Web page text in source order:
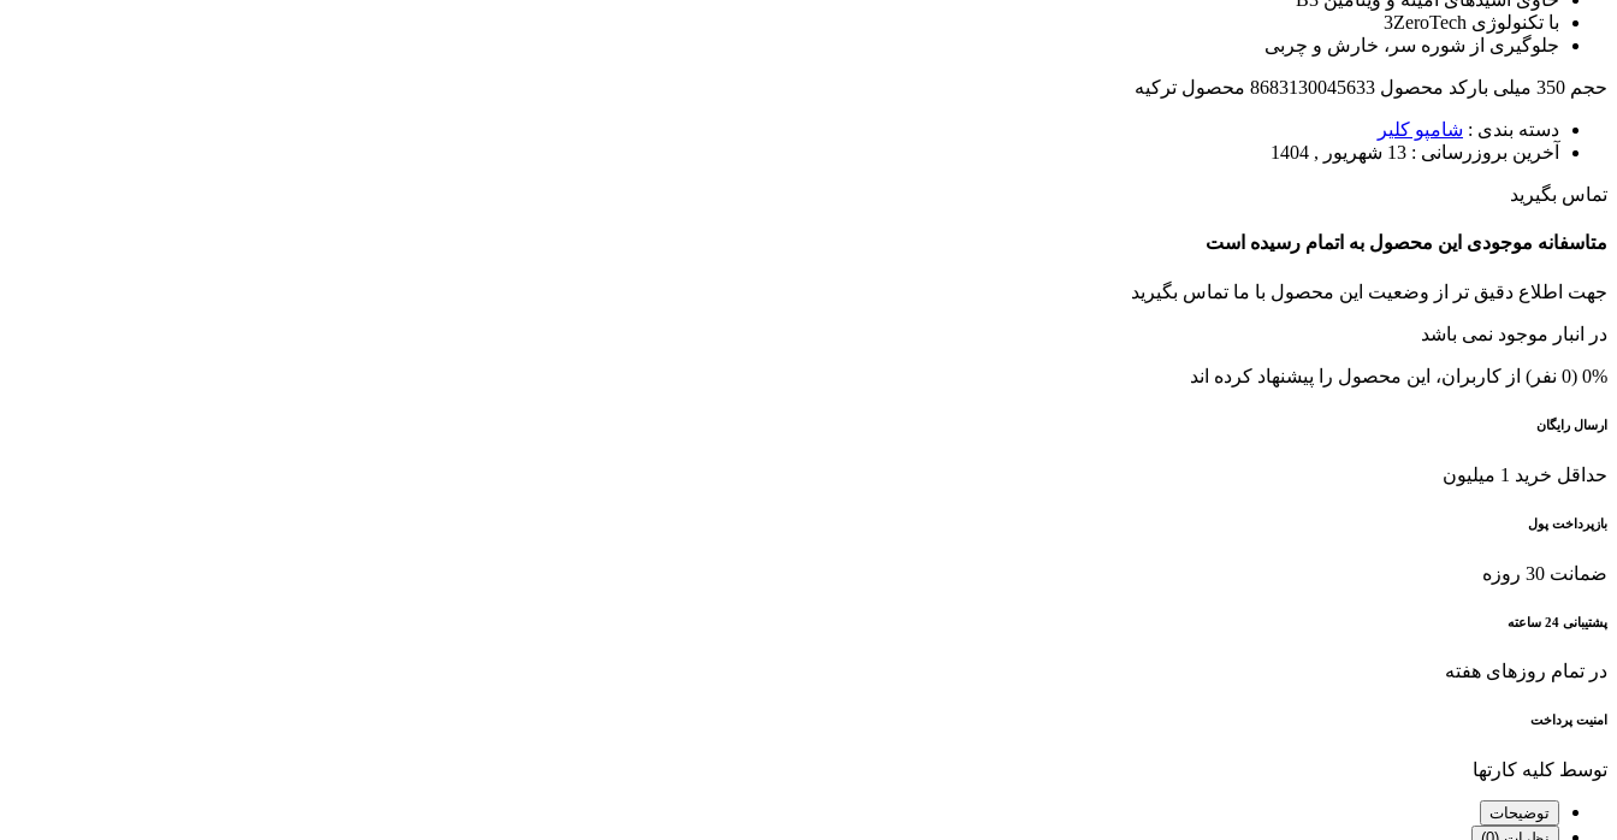
با تکنولوژی 3ZeroTech
جلوگیری از شوره سر، خارش و چربی
حجم 350 میلی بارکد محصول 8683130045633 محصول ترکیه
دسته بندی : شامپو کلیر
آخرین بروزرسانی : 13 شهریور , 1404
تماس بگیرید
متاسفانه موجودی این محصول به اتمام رسیده است
جهت اطلاع دقیق تر از وضعیت این محصول با ما تماس بگیرید
در انبار موجود نمی باشد
0% (0 نفر) از کاربران، این محصول را پیشنهاد کرده اند
ارسال رایگان
حداقل خرید 1 میلیون
بازپرداخت پول
ضمانت 30 روزه
پشتیبانی 24 ساعته
در تمام روزهای هفته
امنیت پرداخت
توسط کلیه کارتها
توضیحات